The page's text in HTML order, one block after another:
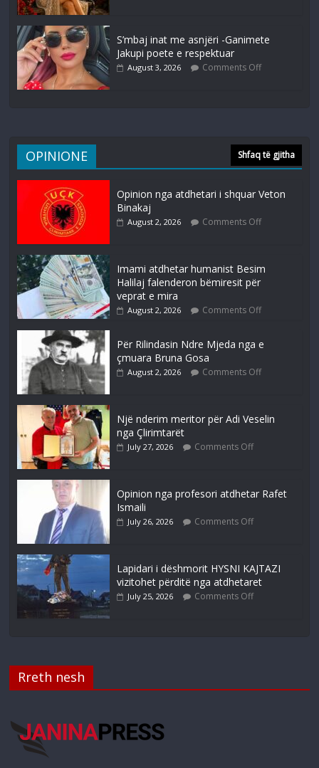
S’mbaj inat me asnjëri -Ganimete
Jakupi poete e respektuar
August 3, 2026 Comments Off
OPINIONE Shfaq të gjitha
Opinion nga atdhetari i shquar Veton
Binakaj
August 2, 2026 Comments Off
Imami atdhetar humanist Besim
Halilaj falenderon bëmiresit për
veprat e mira
August 2, 2026 Comments Off
Për Rilindasin Ndre Mjeda nga e
çmuara Bruna Gosa
August 2, 2026 Comments Off
Një nderim meritor për Adi Veselin
nga Çlirimtarët
July 27, 2026 Comments Off
Opinion nga profesori atdhetar Rafet
Ismaili
July 26, 2026 Comments Off
Lapidari i dëshmorit HYSNI KAJTAZI
vizitohet përditë nga atdhetaret
July 25, 2026 Comments Off
Rreth nesh